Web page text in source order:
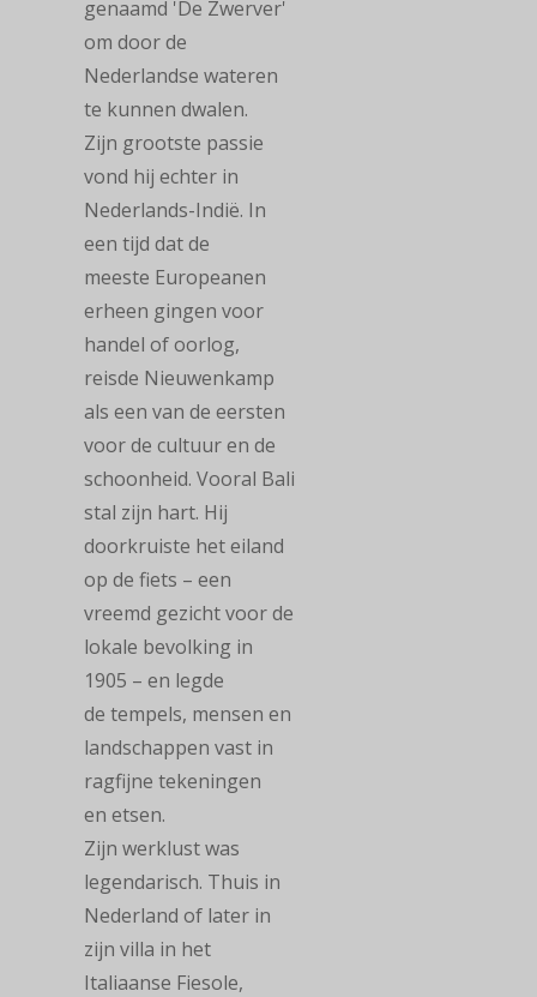
genaamd 'De Zwerver'
om door de
Nederlandse wateren
te kunnen dwalen.
Zijn grootste passie
vond hij echter in
Nederlands-Indië. In
een tijd dat de
meeste Europeanen
erheen gingen voor
handel of oorlog,
reisde Nieuwenkamp
als een van de eersten
voor de cultuur en de
schoonheid. Vooral Bali
stal zijn hart. Hij
doorkruiste het eiland
op de fiets – een
vreemd gezicht voor de
lokale bevolking in
1905 – en legde
de tempels, mensen en
landschappen vast in
ragfijne tekeningen
en etsen.
Zijn werklust was
legendarisch. Thuis in
Nederland of later in
zijn villa in het
Italiaanse Fiesole,